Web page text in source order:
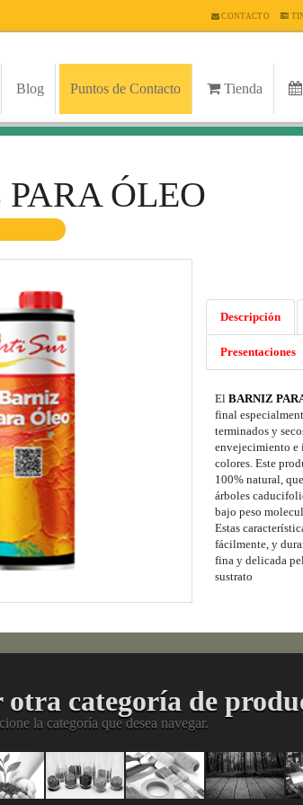
CONTACTO
Blog Puntos de Contacto Tienda
ÓLEO
Descripción
Presentaciones
El BARNIZ
final
terminados y
envejecimiento e
colores. Este
100% natural,
árboles
bajo peso
Estas
fácilmente, y
fina y delicada
sustrato
otra categoría de
la categoría que desea navegar.